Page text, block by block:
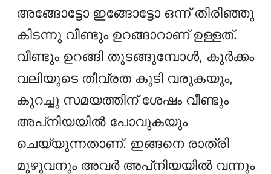
അങ്ങോട്ടോ ഇങ്ങോട്ടോ ഒന്ന് തിരിഞ്ഞു
കിടന്നു വീണ്ടും ഉറങ്ങാറാണ് ഉള്ളത്.
വീണ്ടും ഉറങ്ങി തുടങ്ങുമ്പോൾ, കൂർക്കം
വലിയുടെ തീവ്രത കൂടി വരുകയും,
കുറച്ചു സമയത്തിന് ശേഷം വീണ്ടും
അപ്‌നിയയിൽ പോവുകയും
ചെയ്യുന്നതാണ്. ഇങ്ങനെ രാത്രി
മുഴുവനും അവർ അപ്‌നിയയിൽ വന്നും